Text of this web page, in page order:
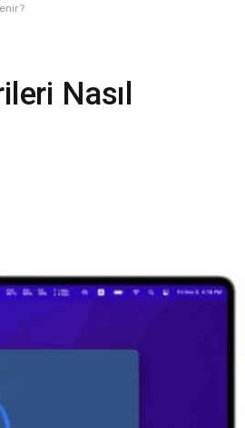
Nasıl